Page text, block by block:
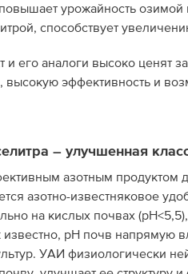
урожайность
способствует
и его аналоги высоко ценят
высокую эффективность и
– улучшенная
азотным продуктом
азотно-известняковое
на кислых почвах
рН почв напрямую
УАИ физиологически